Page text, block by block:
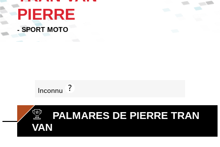
PIERRE
- SPORT MOTO
Inconnu
PALMARES DE PIERRE TRAN
VAN